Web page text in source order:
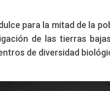
para la mitad de la
de las tierras
de diversidad